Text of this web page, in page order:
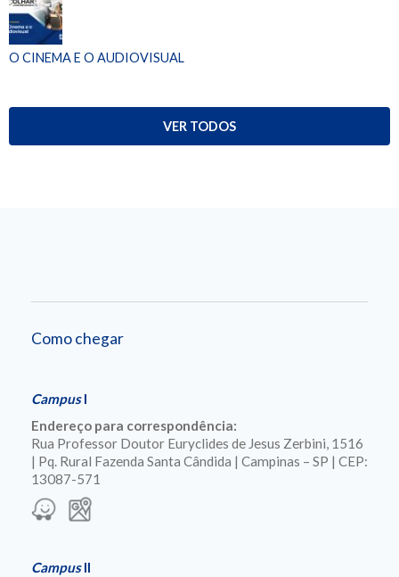
O CINEMA E O AUDIOVISUAL
VER TODOS
Como chegar
CampusI
Endereço para correspondência:
Rua Professor Doutor Euryclides de Jesus Zerbini, 1516
| Pq. Rural Fazenda Santa Cândida | Campinas – SP | CEP:
13087-571
CampusII